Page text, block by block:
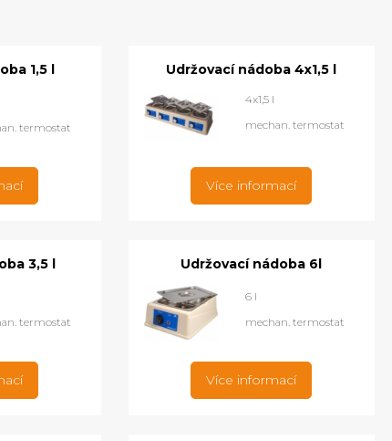
1,5 l
termostat
Udržovací nádoba 4x1,5 l
4x1,5 l
mechan. termostat
Více informací
3,5 l
termostat
Udržovací nádoba 6l
6 l
mechan. termostat
Více informací